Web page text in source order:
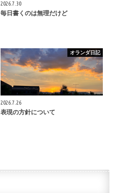
2026.7.30
毎日書くのは無理だけど
オランダ日記
2026.7.26
表現の方針について